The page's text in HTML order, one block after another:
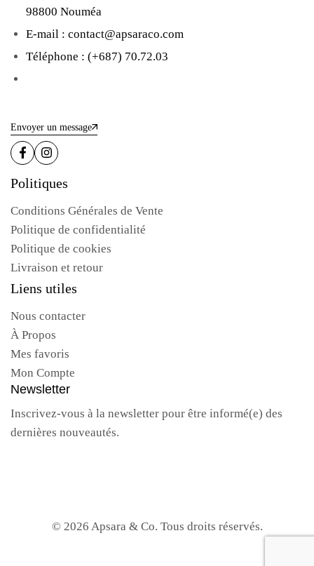
98800 Nouméa
E-mail : contact@apsaraco.com
Téléphone : (+687) 70.72.03
Envoyer un message
Politiques
Conditions Générales de Vente
Politique de confidentialité
Politique de cookies
Livraison et retour
Liens utiles
Nous contacter
À Propos
Mes favoris
Mon Compte
Newsletter
Inscrivez-vous à la newsletter pour être informé(e) des
dernières nouveautés.
© 2026 Apsara & Co. Tous droits réservés.